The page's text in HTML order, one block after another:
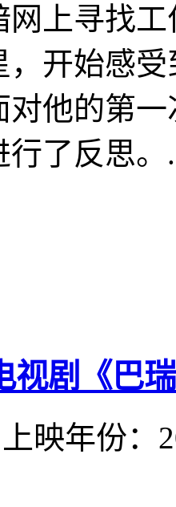
寻找工
开始感
对他的第
行了反思
视剧《巴
上映年份：